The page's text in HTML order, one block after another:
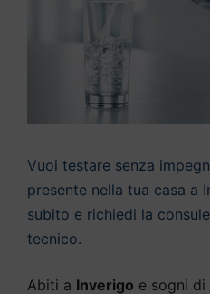
Vuoi testare senza
presente nella tua casa a
subito e richiedi la
tecnico.
Abiti a Inverigo e sogni di